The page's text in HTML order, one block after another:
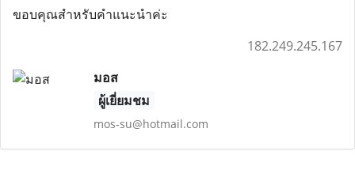
ขอบคุณสำหรับคำแนะนำค่ะ
182.249.245.167
มอส
ผู้เยี่ยมชม
mos-su@hotmail.com